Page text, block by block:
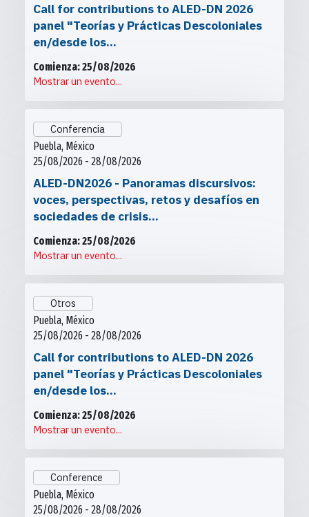
Call for contributions to ALED-DN 2026
panel "Teorías y Prácticas Descoloniales
en/desde los...
Comienza: 25/08/2026
Mostrar un evento...
Conferencia
Puebla, México
25/08/2026 - 28/08/2026
ALED-DN2026 - Panoramas discursivos:
voces, perspectivas, retos y desafíos en
sociedades de crisis...
Comienza: 25/08/2026
Mostrar un evento...
Otros
Puebla, México
25/08/2026 - 28/08/2026
Call for contributions to ALED-DN 2026
panel "Teorías y Prácticas Descoloniales
en/desde los...
Comienza: 25/08/2026
Mostrar un evento...
Conference
Puebla, México
25/08/2026 - 28/08/2026